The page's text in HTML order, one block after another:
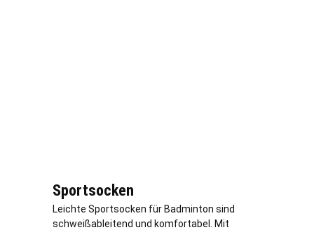
Sportsocken
Leichte Sportsocken für Badminton sind
schweißableitend und komfortabel. Mit